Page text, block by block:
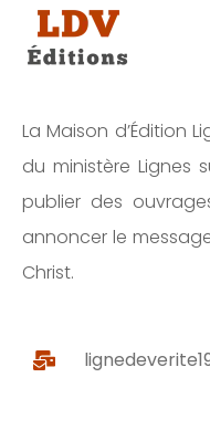
La Maison d’Édition
du ministère Lignes
publier des
annoncer le
Christ.